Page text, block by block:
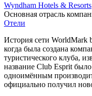
Wyndham Hotels & Resorts
Основная отрасль
Отели
История сети WorldMark
когда была создана
туристического клуба,
название Club Esprit
одноимённым
официально получил